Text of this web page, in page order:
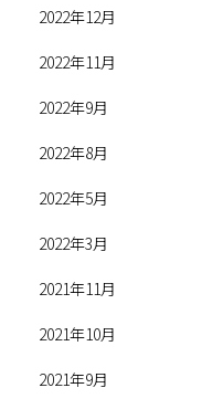
2022年12月
2022年11月
2022年9月
2022年8月
2022年5月
2022年3月
2021年11月
2021年10月
2021年9月